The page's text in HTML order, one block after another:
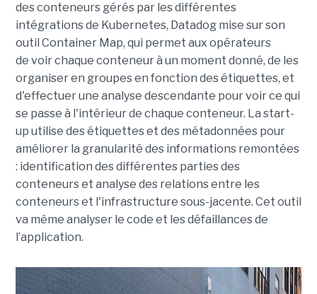
des conteneurs gérés par les différentes
intégrations de Kubernetes, Datadogmise sur son
outil Container Map, qui permet aux opérateurs
de voir chaque conteneur à un moment donné, de les
organiser en groupes en fonction des étiquettes, et
d'effectuer une analyse descendante pour voir ce qui
se passe à l'intérieur de chaque conteneur. La start-
up utilise des étiquettes et des métadonnées pour
améliorer la granularité des informations remontées
: identification des différentes parties des
conteneurs et analyse des relations entre les
conteneurs et l'infrastructure sous-jacente. Cet outil
va même analyser le code et les défaillances de
l’application.